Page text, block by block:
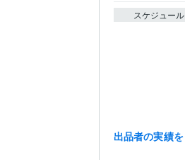
スケジュール
出品者の実績